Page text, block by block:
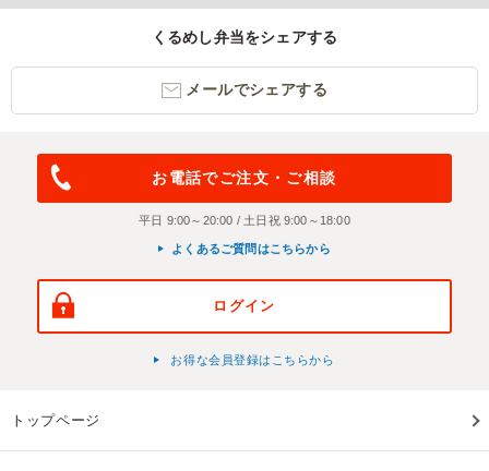
くるめし弁当をシェアする
メールでシェアする
お電話でご注文・ご相談
平日 9:00～20:00 / 土日祝 9:00～18:00
よくあるご質問はこちらから
ログイン
お得な会員登録はこちらから
トップページ